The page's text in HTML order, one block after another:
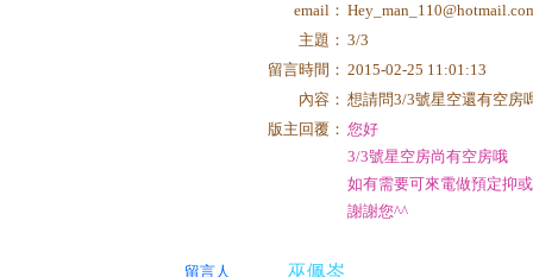
email：
主題： 3/3
留言時間： 2015-02-25 11:01:13
內容： 想請問3/3號星空還有空房
版主回覆： 您好
3/3號星空房尚有空房哦
如有需要可來電做預定抑
謝謝您^^
留言人 巫佩岑